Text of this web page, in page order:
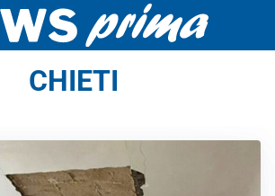
CHIETI